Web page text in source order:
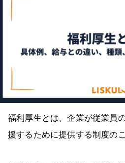
福利厚生とは、企業が従業員
援するために提供する制度のこ